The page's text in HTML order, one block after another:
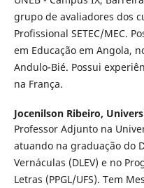
grupo de avaliadores dos
Profissional SETEC/MEC.
em Educação em Angola,
Andulo-Bié. Possui
na França.
Jocenilson Ribeiro,
Professor Adjunto na
atuando na graduação do
Vernáculas (DLEV) e no
Letras (PPGL/UFS). Tem